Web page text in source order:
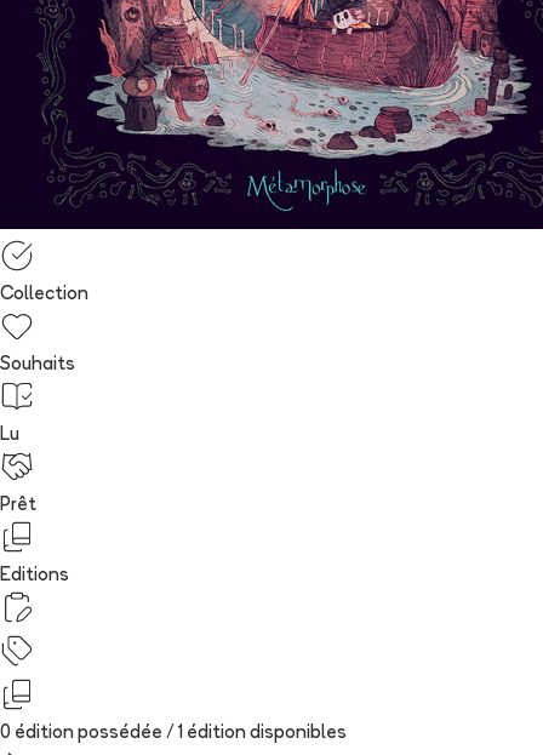
Collection
Souhaits
Lu
Prêt
Editions
0 édition possédée / 1 édition disponibles